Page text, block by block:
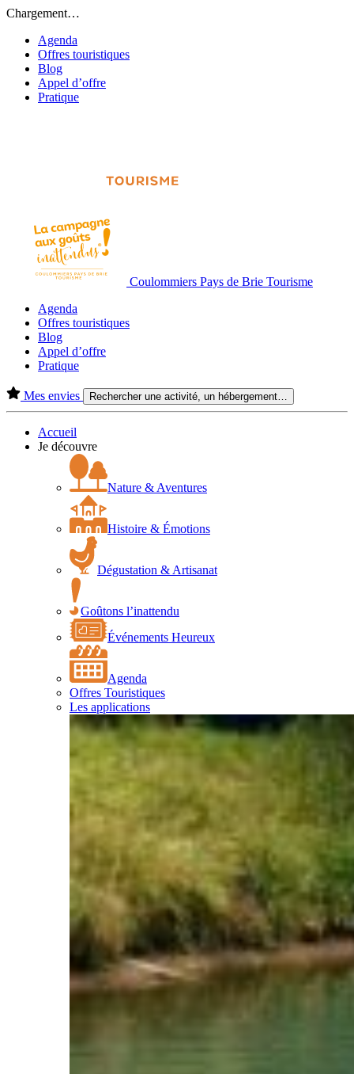
Chargement…
Agenda
Offres touristiques
Blog
Appel d’offre
Pratique
Coulommiers Pays de Brie Tourisme
Agenda
Offres touristiques
Blog
Appel d’offre
Pratique
Mes envies Rechercher une activité, un hébergement…
Accueil
Je découvre
Nature & Aventures
Histoire & Émotions
Dégustation & Artisanat
Goûtons l’inattendu
Événements Heureux
Agenda
Offres Touristiques
Les applications